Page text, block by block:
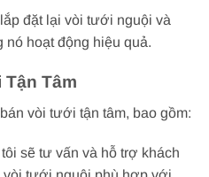
đặt lại vòi tưới nguội và
nó hoạt động hiệu quả.
Tâm
vòi tưới tận tâm, bao gồm:
sẽ tư vấn và hỗ trợ khách